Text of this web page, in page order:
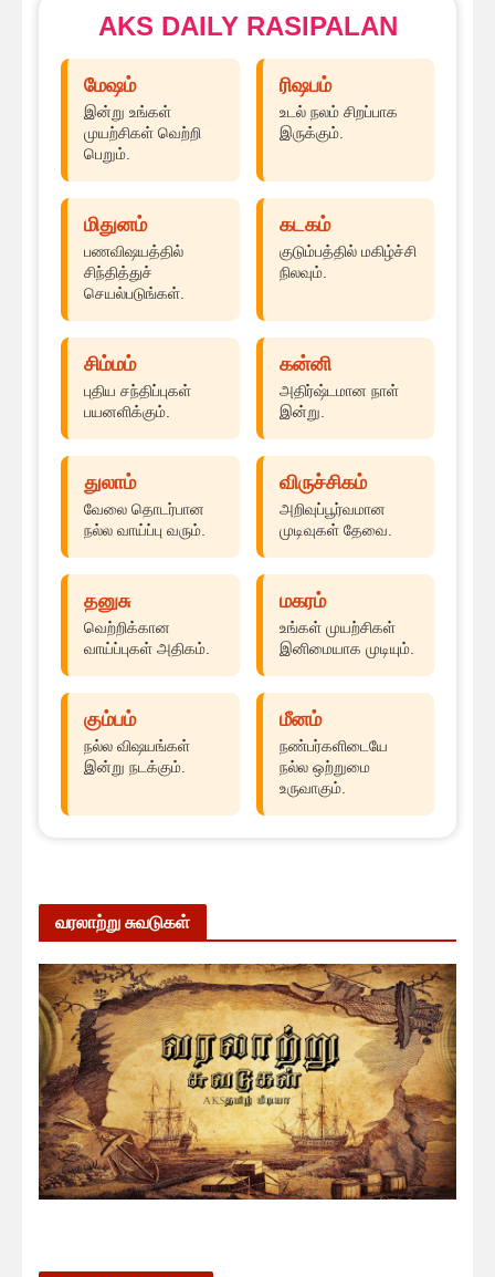
AKS DAILY RASIPALAN
மேஷம்
இன்று உங்கள்
முயற்சிகள் வெற்றி
பெறும்.
ரிஷபம்
உடல் நலம் சிறப்பாக
இருக்கும்.
மிதுனம்
பணவிஷயத்தில்
சிந்தித்துச்
செயல்படுங்கள்.
கடகம்
குடும்பத்தில் மகிழ்ச்சி
நிலவும்.
சிம்மம்
புதிய சந்திப்புகள்
பயனளிக்கும்.
கன்னி
அதிர்ஷ்டமான நாள்
இன்று.
துலாம்
வேலை தொடர்பான
நல்ல வாய்ப்பு வரும்.
விருச்சிகம்
அறிவுப்பூர்வமான
முடிவுகள் தேவை.
தனுசு
வெற்றிக்கான
வாய்ப்புகள் அதிகம்.
மகரம்
உங்கள் முயற்சிகள்
இனிமையாக முடியும்.
கும்பம்
நல்ல விஷயங்கள்
இன்று நடக்கும்.
மீனம்
நண்பர்களிடையே
நல்ல ஒற்றுமை
உருவாகும்.
வரலாற்று சுவடுகள்